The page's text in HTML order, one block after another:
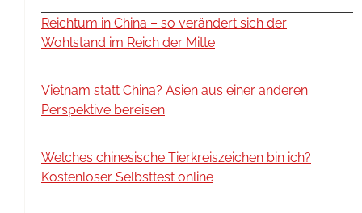
Reichtum in China – so verändert sich der
Wohlstand im Reich der Mitte
Vietnam statt China? Asien aus einer anderen
Perspektive bereisen
Welches chinesische Tierkreiszeichen bin ich?
Kostenloser Selbsttest online